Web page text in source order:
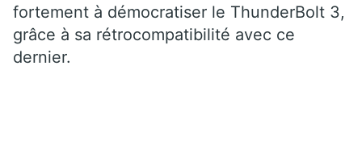
fortement à démocratiser le ThunderBolt 3,
grâce à sa rétrocompatibilité avec ce
dernier.